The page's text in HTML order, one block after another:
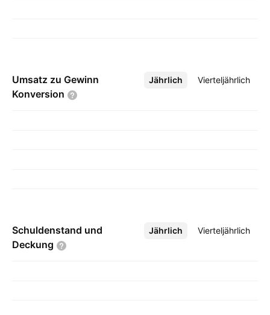
Umsatz zu Gewinn
Konversion
Jährlich Vierteljährlich
Mehr
Schuldenstand und
Deckung
Jährlich Vierteljährlich
Mehr